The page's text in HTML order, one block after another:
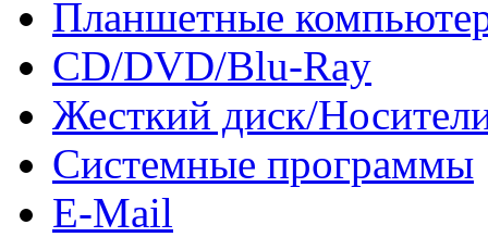
Планшетные
CD/DVD/Blu-Ray
Жесткий диск/
Системные программы
E-Mail